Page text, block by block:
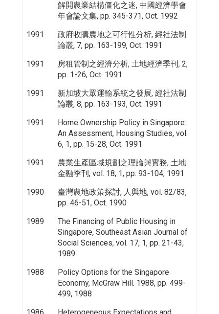
解開農業結構僵化之迷, 中國經濟學會
年會論文集, pp. 345-371, Oct. 1992
1991
政府收購農地之可行性分析, 經社法制
論叢, 7, pp. 163-199, Oct. 1991
1991
房租管制之經濟分析, 土地經濟季刊, 2,
pp. 1-26, Oct. 1991
1991
新加坡大眾運輸系統之發展, 經社法制
論叢, 8, pp. 163-193, Oct. 1991
1991
Home Ownership Policy in Singapore:
An Assessment, Housing Studies, vol.
6, 1, pp. 15-28, Oct. 1991
1991
農業生產區域規劃之理論與實務, 土地
金融季刊, vol. 18, 1, pp. 93-104, 1991
1990
臺灣農地政策探討, 人與地, vol. 82/83,
pp. 46-51, Oct. 1990
1989
The Financing of Public Housing in
Singapore, Southeast Asian Journal of
Social Sciences, vol. 17, 1, pp. 21-43,
1989
1988
Policy Options for the Singapore
Economy, McGraw Hill. 1988, pp. 499-
499, 1988